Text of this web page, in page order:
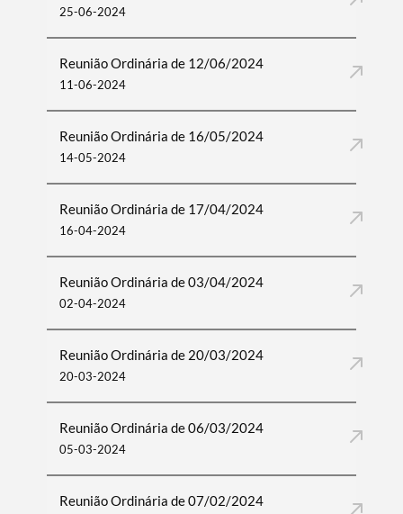
25-06-2024
Reunião Ordinária de 12/06/2024
11-06-2024
Reunião Ordinária de 16/05/2024
14-05-2024
Reunião Ordinária de 17/04/2024
16-04-2024
Reunião Ordinária de 03/04/2024
02-04-2024
Reunião Ordinária de 20/03/2024
20-03-2024
Reunião Ordinária de 06/03/2024
05-03-2024
Reunião Ordinária de 07/02/2024